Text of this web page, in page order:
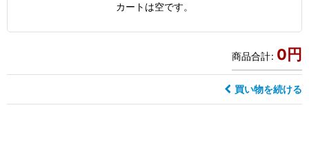
カートは空です。
商品合計: 0円
買い物を続ける